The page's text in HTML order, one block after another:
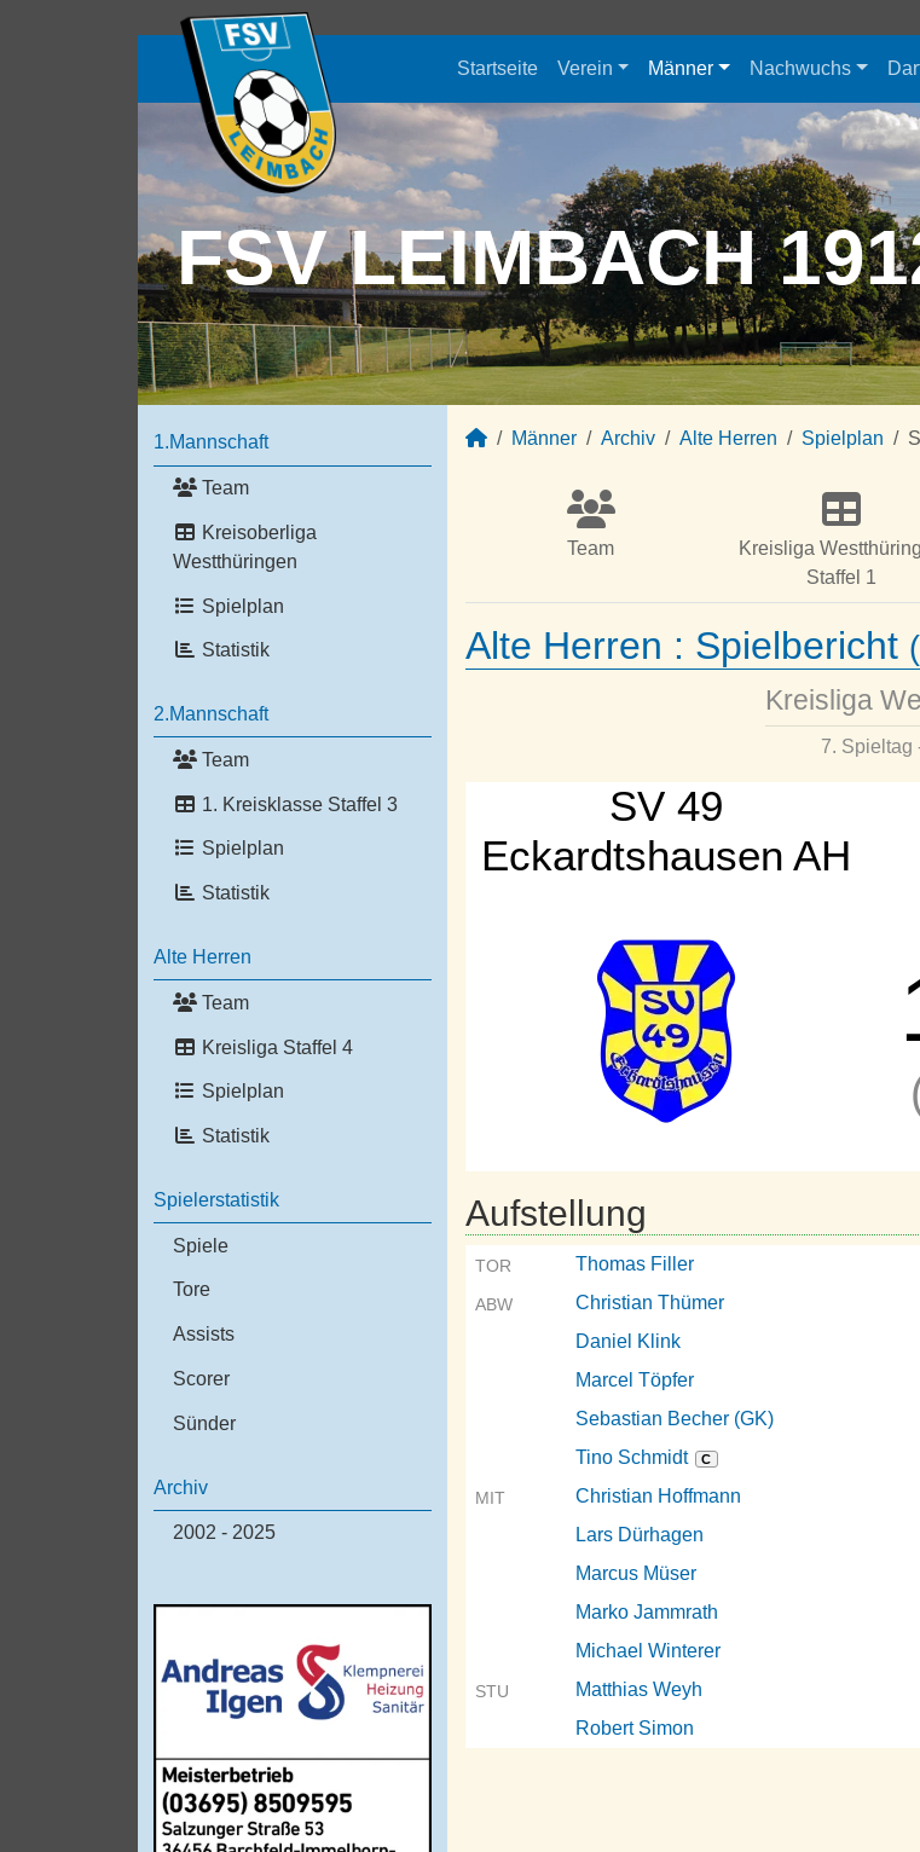
Startseite Verein Männer Nachwuchs
FSV LEIMBACH
1.Mannschaft
Team
Kreisoberliga
Westthüringen
Spielplan
Statistik
2.Mannschaft
Team
1. Kreisklasse Staffel 3
Spielplan
Statistik
Alte Herren
Team
Kreisliga Staffel 4
Spielplan
Statistik
Spielerstatistik
Spiele
Tore
Assists
Scorer
Sünder
Archiv
2002 - 2025
Männer Archiv Alte Herren Spielplan
Team
Kreisliga
Staffel 1
Alte Herren : Spielbericht
Kreisliga
7. Spieltag
SV 49
Eckardtshausen AH
Aufstellung
TOR Thomas Filler
ABW
Christian Thümer
Daniel Klink
Marcel Töpfer
Sebastian Becher (GK)
Tino Schmidt
C
MIT
Christian Hoffmann
Lars Dürhagen
Marcus Müser
Marko Jammrath
Michael Winterer
STU
Matthias Weyh
Robert Simon